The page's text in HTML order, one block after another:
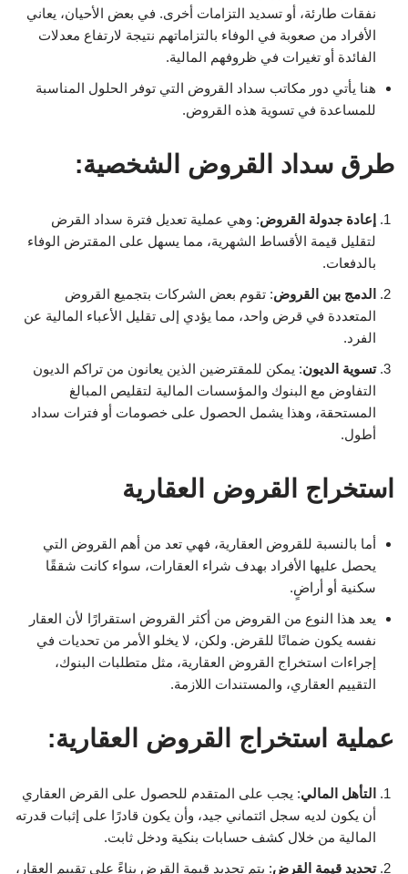
نفقات طارئة، أو تسديد التزامات أخرى. في بعض الأحيان، يعاني
الأفراد من صعوبة في الوفاء بالتزاماتهم نتيجة لارتفاع معدلات
الفائدة أو تغيرات في ظروفهم المالية.
هنا يأتي دور مكاتب سداد القروض التي توفر الحلول المناسبة
للمساعدة في تسوية هذه القروض.
طرق سداد القروض الشخصية:
إعادة جدولة القروض: وهي عملية تعديل فترة سداد القرض
لتقليل قيمة الأقساط الشهرية، مما يسهل على المقترض الوفاء
بالدفعات.
الدمج بين القروض: تقوم بعض الشركات بتجميع القروض
المتعددة في قرض واحد، مما يؤدي إلى تقليل الأعباء المالية عن
الفرد.
تسوية الديون: يمكن للمقترضين الذين يعانون من تراكم الديون
التفاوض مع البنوك والمؤسسات المالية لتقليص المبالغ
المستحقة، وهذا يشمل الحصول على خصومات أو فترات سداد
أطول.
استخراج القروض العقارية
أما بالنسبة للقروض العقارية، فهي تعد من أهم القروض التي
يحصل عليها الأفراد بهدف شراء العقارات، سواء كانت شققًا
سكنية أو أراضٍ.
يعد هذا النوع من القروض من أكثر القروض استقرارًا لأن العقار
نفسه يكون ضمانًا للقرض. ولكن، لا يخلو الأمر من تحديات في
إجراءات استخراج القروض العقارية، مثل متطلبات البنوك،
التقييم العقاري، والمستندات اللازمة.
عملية استخراج القروض العقارية:
التأهل المالي: يجب على المتقدم للحصول على القرض العقاري
أن يكون لديه سجل ائتماني جيد، وأن يكون قادرًا على إثبات قدرته
المالية من خلال كشف حسابات بنكية ودخل ثابت.
تحديد قيمة القرض: يتم تحديد قيمة القرض بناءً على تقييم العقار،